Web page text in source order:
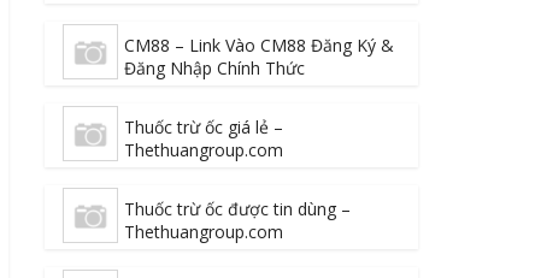
CM88 – Link Vào CM88 Đăng Ký &
Đăng Nhập Chính Thức
Thuốc trừ ốc giá lẻ –
Thethuangroup.com
Thuốc trừ ốc được tin dùng –
Thethuangroup.com